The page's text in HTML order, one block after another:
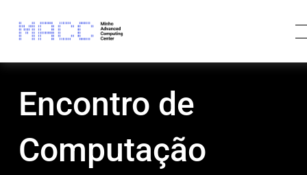
Encontro de
Computação